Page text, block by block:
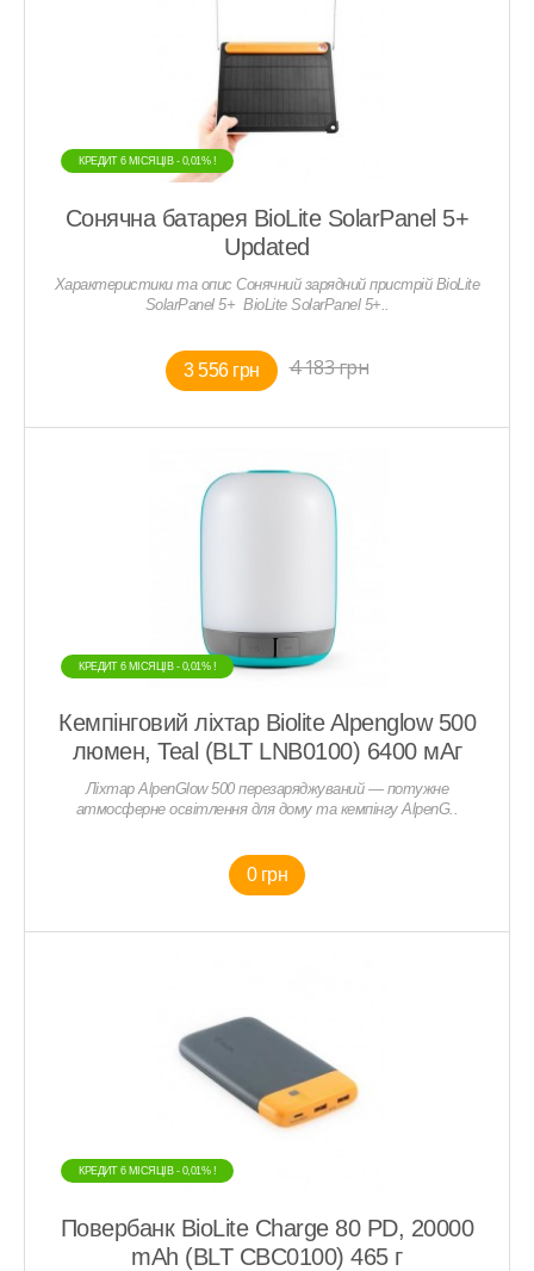
КРЕДИТ 6 МIСЯЦIВ - 0,01% !
Сонячна батарея BioLite SolarPanel 5+
Updated
Характеристики та опис Сонячний зарядний пристрій BioLite
SolarPanel 5+ BioLite SolarPanel 5+..
3 556 грн 4 183 грн
КРЕДИТ 6 МIСЯЦIВ - 0,01% !
Кемпінговий ліхтар Biolite Alpenglow 500
люмен, Teal (BLT LNB0100) 6400 мАг
Ліхтар AlpenGlow 500 перезаряджуваний — потужне
атмосферне освітлення для дому та кемпінгу AlpenG..
0 грн
КРЕДИТ 6 МIСЯЦIВ - 0,01% !
Повербанк BioLite Charge 80 PD, 20000
mAh (BLT CBC0100) 465 г